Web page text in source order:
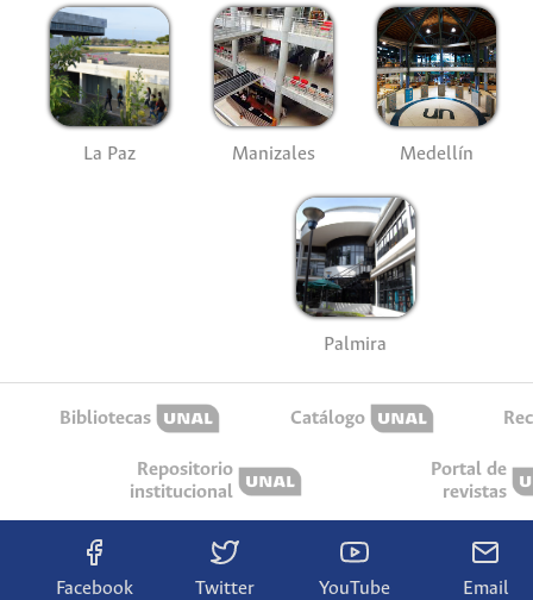
La Paz Manizales Medellín
Palmira
Bibliotecas Catálogo
Repositorio
institucional
Portal de
revistas
Facebook Twitter YouTube Email